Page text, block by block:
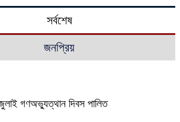
সর্বশেষ
জনপ্রিয়
গণঅভ্যুত্থান দিবস পালিত